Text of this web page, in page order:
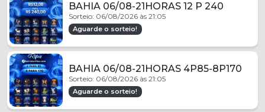
BAHIA 06/08-21HORAS 12 P 240
Sorteio: 06/08/2026 às 21:05
Aguarde o sorteio!
BAHIA 06/08-21HORAS 4P85-8P170
Sorteio: 06/08/2026 às 21:05
Aguarde o sorteio!